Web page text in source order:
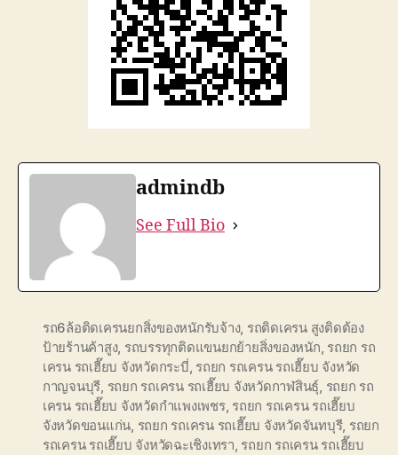
admindb
See Full Bio
รถ6ล้อติดเครนยกสิ่งของหนักรับจ้าง, รถติดเครน สูงติดต้อง
ป้ายร้านค้าสูง, รถบรรทุกติดแขนยกย้ายสิ่งของหนัก, รถยก รถ
เครน รถเฮี๊ยบ จังหวัดกระบี่, รถยก รถเครน รถเฮี๊ยบ จังหวัด
กาญจนบุรี, รถยก รถเครน รถเฮี๊ยบ จังหวัดกาฬสินธุ์, รถยก รถ
เครน รถเฮี๊ยบ จังหวัดกำแพงเพชร, รถยก รถเครน รถเฮี๊ยบ
จังหวัดขอนแก่น, รถยก รถเครน รถเฮี๊ยบ จังหวัดจันทบุรี, รถยก
รถเครน รถเฮี๊ยบ จังหวัดฉะเชิงเทรา, รถยก รถเครน รถเฮี๊ยบ